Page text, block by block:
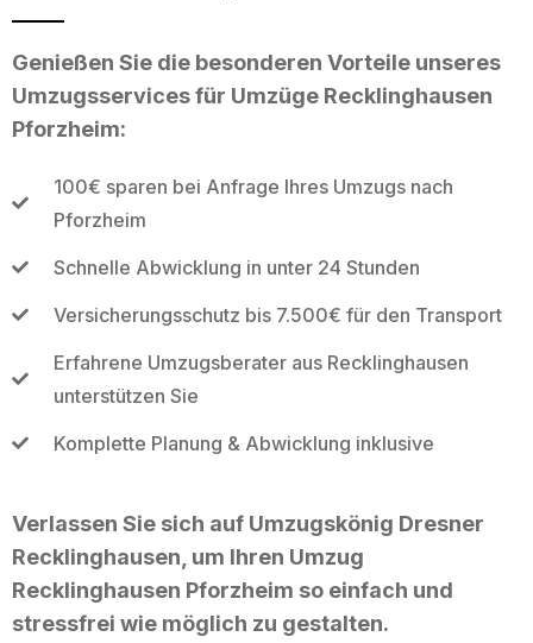
Genießen Sie die besonderen Vorteile unseres
Umzugsservices für Umzüge Recklinghausen
Pforzheim:
100€ sparen bei Anfrage Ihres Umzugs nach
Pforzheim
Schnelle Abwicklung in unter 24 Stunden
Versicherungsschutz bis 7.500€ für den Transport
Erfahrene Umzugsberater aus Recklinghausen
unterstützen Sie
Komplette Planung & Abwicklung inklusive
Verlassen Sie sich auf Umzugskönig Dresner
Recklinghausen, um Ihren Umzug
Recklinghausen Pforzheim so einfach und
stressfrei wie möglich zu gestalten.